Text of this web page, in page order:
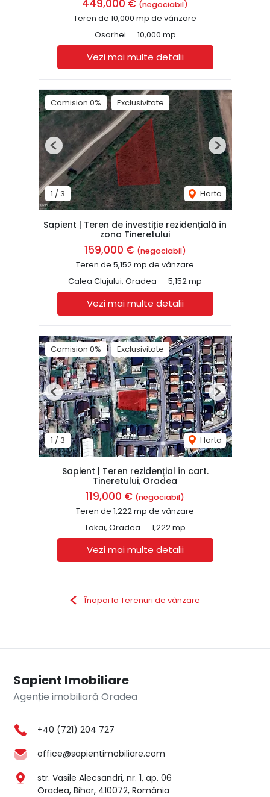
449,000 € (negociabil)
Teren de 10,000 mp de vânzare
Osorhei
10,000 mp
Vezi mai multe detalii
Comision 0% Exclusivitate
1 / 3 Harta
Previous Next
Sapient | Teren de investiție rezidențială în
zona Tineretului
159,000 € (negociabil)
Teren de 5,152 mp de vânzare
Calea Clujului, Oradea
5,152 mp
Vezi mai multe detalii
Comision 0% Exclusivitate
1 / 3 Harta
Previous Next
Sapient | Teren rezidențial în cart.
Tineretului, Oradea
119,000 € (negociabil)
Teren de 1,222 mp de vânzare
Tokai, Oradea
1,222 mp
Vezi mai multe detalii
Înapoi la Terenuri de vânzare
Sapient Imobiliare
Agenție imobiliară Oradea
+40 (721) 204 727
office@sapientimobiliare.com
str. Vasile Alecsandri, nr. 1, ap. 06
Oradea, Bihor, 410072, România